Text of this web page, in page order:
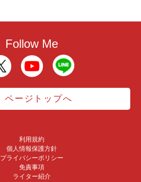
Follow Me
ページトップへ
利用規約
個人情報保護方針
プライバシーポリシー
免責事項
ライター紹介